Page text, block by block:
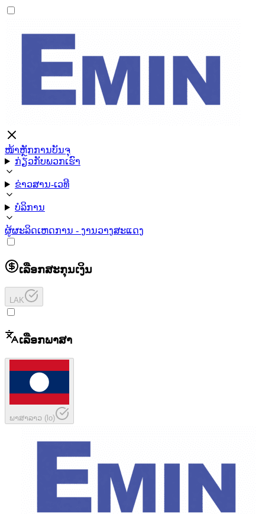
ໜ້າຫຼັກການບັນຈຸ
ກ່ຽວກັບພວກເຮົາ
ຂ່າວສານ-ເວທີ
ບໍລິການ
ຜູ້ຜະລິດເຫດການ - ງານວາງສະແດງ
ເລືອກສະກຸນເງິນ
LAK
ເລືອກພາສາ
ພາສາລາວ (lo)